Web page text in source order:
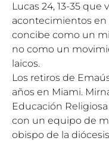
Lucas 24, 13-35 que
acontecimientos en
concibe como un
no como un
laicos.
Los retiros de
años en Miami.
Educación
con un equipo de
obispo de la